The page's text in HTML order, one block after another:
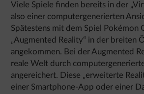
Viele Spiele finden bereits in der
also einer computergenerierten
Spätestens mit dem Spiel Pokémon
„Augmented Reality“ in der breiten
angekommen. Bei der Augmented
reale Welt durch
angereichert. Diese „erweiterte
einer Smartphone-App oder einer